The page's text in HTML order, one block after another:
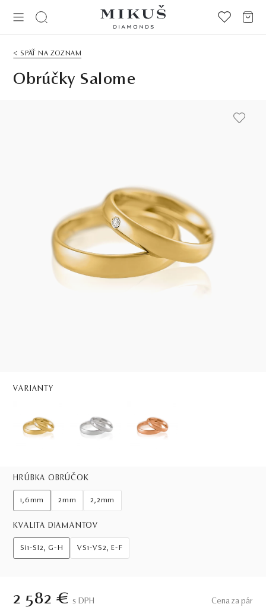
< SPÄŤ NA ZOZNAM
Obrúčky Salome
VARIANTY
HRÚBKA OBRÚČOK
1,6mm 2mm 2,2mm
KVALITA DIAMANTOV
Si1-SI2, G-H VS1-VS2, E-F
2 582 € S DPH Cena za pár